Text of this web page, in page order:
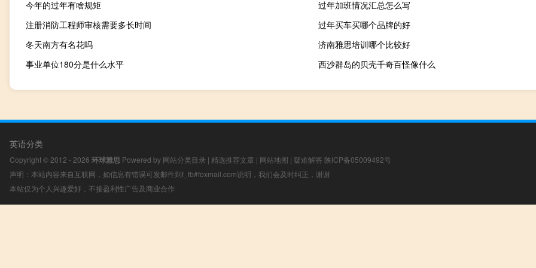
今年的过年有啥规矩
过年加班情况汇总怎么写
注册消防工程师审核需要多长时间
过年买车买哪个品牌的好
冬天南方有名花吗
济南雅思培训哪个比较好
事业单位180分是什么水平
西沙群岛的贝壳千奇百怪像什么
英语分类
Copyright © 2012 - 2026 环球雅思 Powered by 网站分类目录 | 精选推荐文章 | 网站地图 | 疑难解答 陕ICP备05009492号
声明：本站内容来自互联网，如信息有错误可发邮件到f_fb#foxmail.com说明，我们会及时纠正，谢谢
本站仅为个人兴趣爱好，不接盈利性广告及商业合作